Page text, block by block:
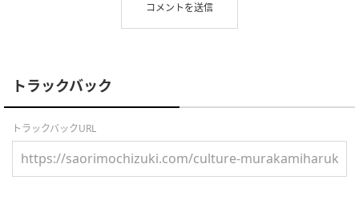
トラックバック
トラックバックURL